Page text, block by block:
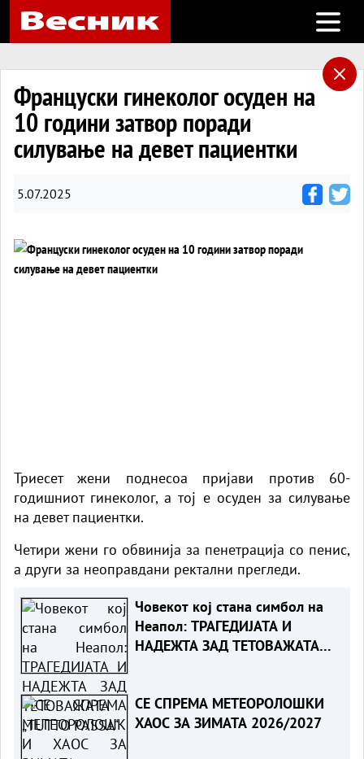
Open
Француски гинеколог осуден на
10 години затвор поради
силување на девет пациентки
5.07.2025
Триесет жени поднесоа пријави против 60-
годишниот гинеколог, а тој е осуден за силување
на девет пациентки.
Четири жени го обвинија за пенетрација со пенис,
а други за неоправдани ректални прегледи.
Човекот кој стана симбол на
Неапол: ТРАГЕДИЈАТА И
НАДЕЖТА ЗАД ТЕТОВАЖАТА
СЕ СПРЕМА МЕТЕОРОЛОШКИ
ХАОС ЗА ЗИМАТА 2026/2027